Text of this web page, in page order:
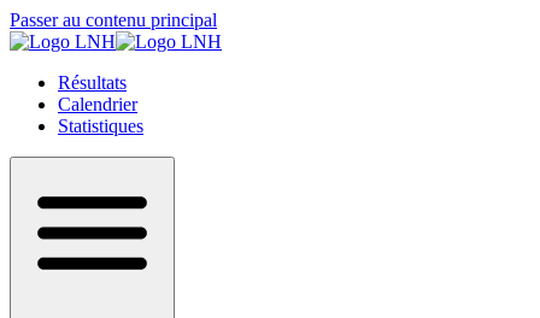
Passer au contenu principal
Résultats
Calendrier
Statistiques